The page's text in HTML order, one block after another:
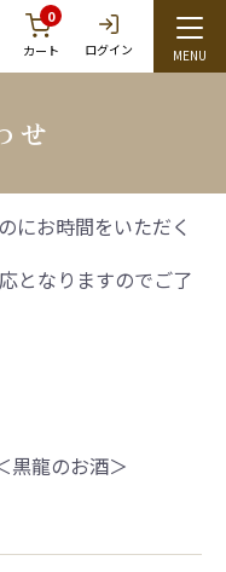
0
カート ログイン
せ
にお時間をいただく
となりますのでご了
黒龍のお酒＞